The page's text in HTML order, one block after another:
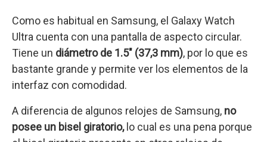
Como es habitual en Samsung, el Galaxy Watch
Ultra cuenta con una pantalla de aspecto circular.
Tiene un diámetro de 1.5″ (37,3 mm), por lo que es
bastante grande y permite ver los elementos de la
interfaz con comodidad.
A diferencia de algunos relojes de Samsung, no
posee un bisel giratorio,lo cual es una pena porque